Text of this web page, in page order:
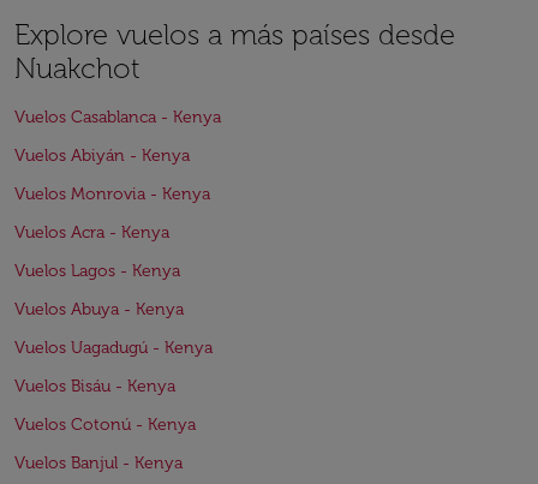
Explore vuelos a más países desde
Nuakchot
Vuelos Casablanca - Kenya
Vuelos Abiyán - Kenya
Vuelos Monrovia - Kenya
Vuelos Acra - Kenya
Vuelos Lagos - Kenya
Vuelos Abuya - Kenya
Vuelos Uagadugú - Kenya
Vuelos Bisáu - Kenya
Vuelos Cotonú - Kenya
Vuelos Banjul - Kenya